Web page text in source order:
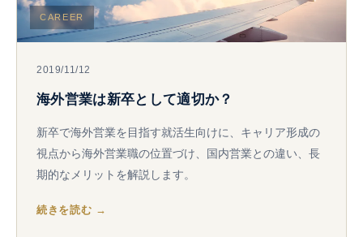
CAREER
2019/11/12
海外営業は新卒として適切か？
新卒で海外営業を目指す就活生向けに、キャリア形成の
視点から海外営業職の位置づけ、国内営業との違い、長
期的なメリットを解説します。
続きを読む →